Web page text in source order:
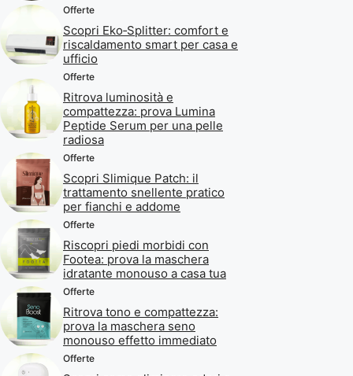
Offerte
Scopri Eko‑Splitter: comfort e
riscaldamento smart per casa e
ufficio
Offerte
Ritrova luminosità e
compattezza: prova Lumina
Peptide Serum per una pelle
radiosa
Offerte
Scopri Slimique Patch: il
trattamento snellente pratico
per fianchi e addome
Offerte
Riscopri piedi morbidi con
Footea: prova la maschera
idratante monouso a casa tua
Offerte
Ritrova tono e compattezza:
prova la maschera seno
monouso effetto immediato
Offerte